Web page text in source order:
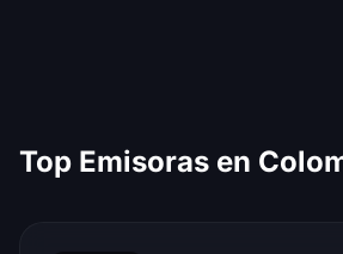
Top Emisoras en